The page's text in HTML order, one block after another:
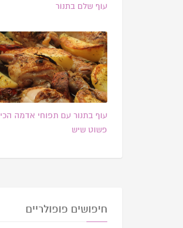
עוף שלם בתנור
עוף בתנור עם תפוחי אדמה הכי
פשוט שיש
חיפושים פופולריים